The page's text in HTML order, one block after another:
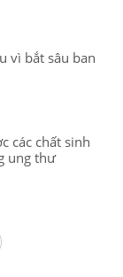
vì bắt sâu ban
các chất sinh
ung thư